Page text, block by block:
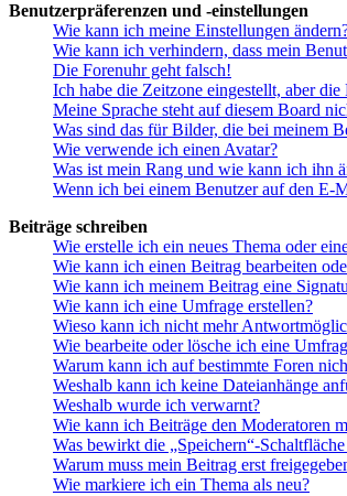
Benutzerpräferenzen und -einstellungen
Wie kann ich meine Einstellungen
Wie kann ich verhindern, dass mein
Die Forenuhr geht falsch!
Ich habe die Zeitzone eingestellt, aber
Meine Sprache steht auf diesem Board
Was sind das für Bilder, die bei meinem
Wie verwende ich einen Avatar?
Was ist mein Rang und wie kann ich ihn
Wenn ich bei einem Benutzer auf den
Beiträge schreiben
Wie erstelle ich ein neues Thema oder
Wie kann ich einen Beitrag bearbeiten
Wie kann ich meinem Beitrag eine
Wie kann ich eine Umfrage erstellen?
Wieso kann ich nicht mehr
Wie bearbeite oder lösche ich eine
Warum kann ich auf bestimmte Foren
Weshalb kann ich keine Dateianhänge
Weshalb wurde ich verwarnt?
Wie kann ich Beiträge den Moderatoren
Was bewirkt die „Speichern“-
Warum muss mein Beitrag erst
Wie markiere ich ein Thema als neu?